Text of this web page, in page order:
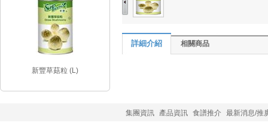
新豐草菇粒 (L)
詳細介紹 相關商品
集團資訊 產品資訊 食譜推介 最新消息/推